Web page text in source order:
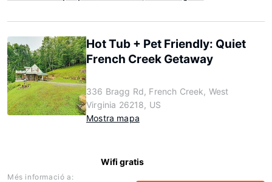
Hot Tub + Pet Friendly: Quiet
French Creek Getaway
336 Bragg Rd, French Creek, West
Virginia 26218, US
Mostra mapa
Wifi gratis
Més informació a: